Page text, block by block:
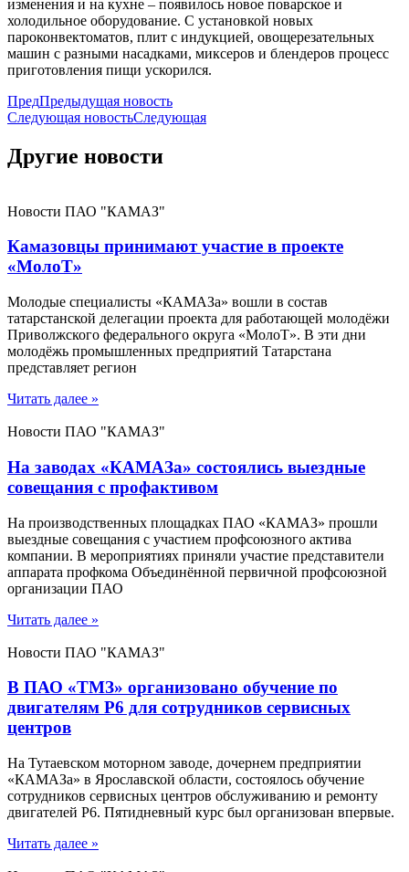
изменения и на кухне – появилось новое поварское и
холодильное оборудование. С установкой новых
пароконвектоматов, плит с индукцией, овощерезательных
машин с разными насадками, миксеров и блендеров процесс
приготовления пищи ускорился.
ПредПредыдущая новость
Следующая новостьСледующая
Другие новости
Новости ПАО "КАМАЗ"
Камазовцы принимают участие в проекте
«МолоТ»
Молодые специалисты «КАМАЗа» вошли в состав
татарстанской делегации проекта для работающей молодёжи
Приволжского федерального округа «МолоТ». В эти дни
молодёжь промышленных предприятий Татарстана
представляет регион
Читать далее »
Новости ПАО "КАМАЗ"
На заводах «КАМАЗа» состоялись выездные
совещания с профактивом
На производственных площадках ПАО «КАМАЗ» прошли
выездные совещания с участием профсоюзного актива
компании. В мероприятиях приняли участие представители
аппарата профкома Объединённой первичной профсоюзной
организации ПАО
Читать далее »
Новости ПАО "КАМАЗ"
В ПАО «ТМЗ» организовано обучение по
двигателям Р6 для сотрудников сервисных
центров
На Тутаевском моторном заводе, дочернем предприятии
«КАМАЗа» в Ярославской области, состоялось обучение
сотрудников сервисных центров обслуживанию и ремонту
двигателей Р6. Пятидневный курс был организован впервые.
Читать далее »